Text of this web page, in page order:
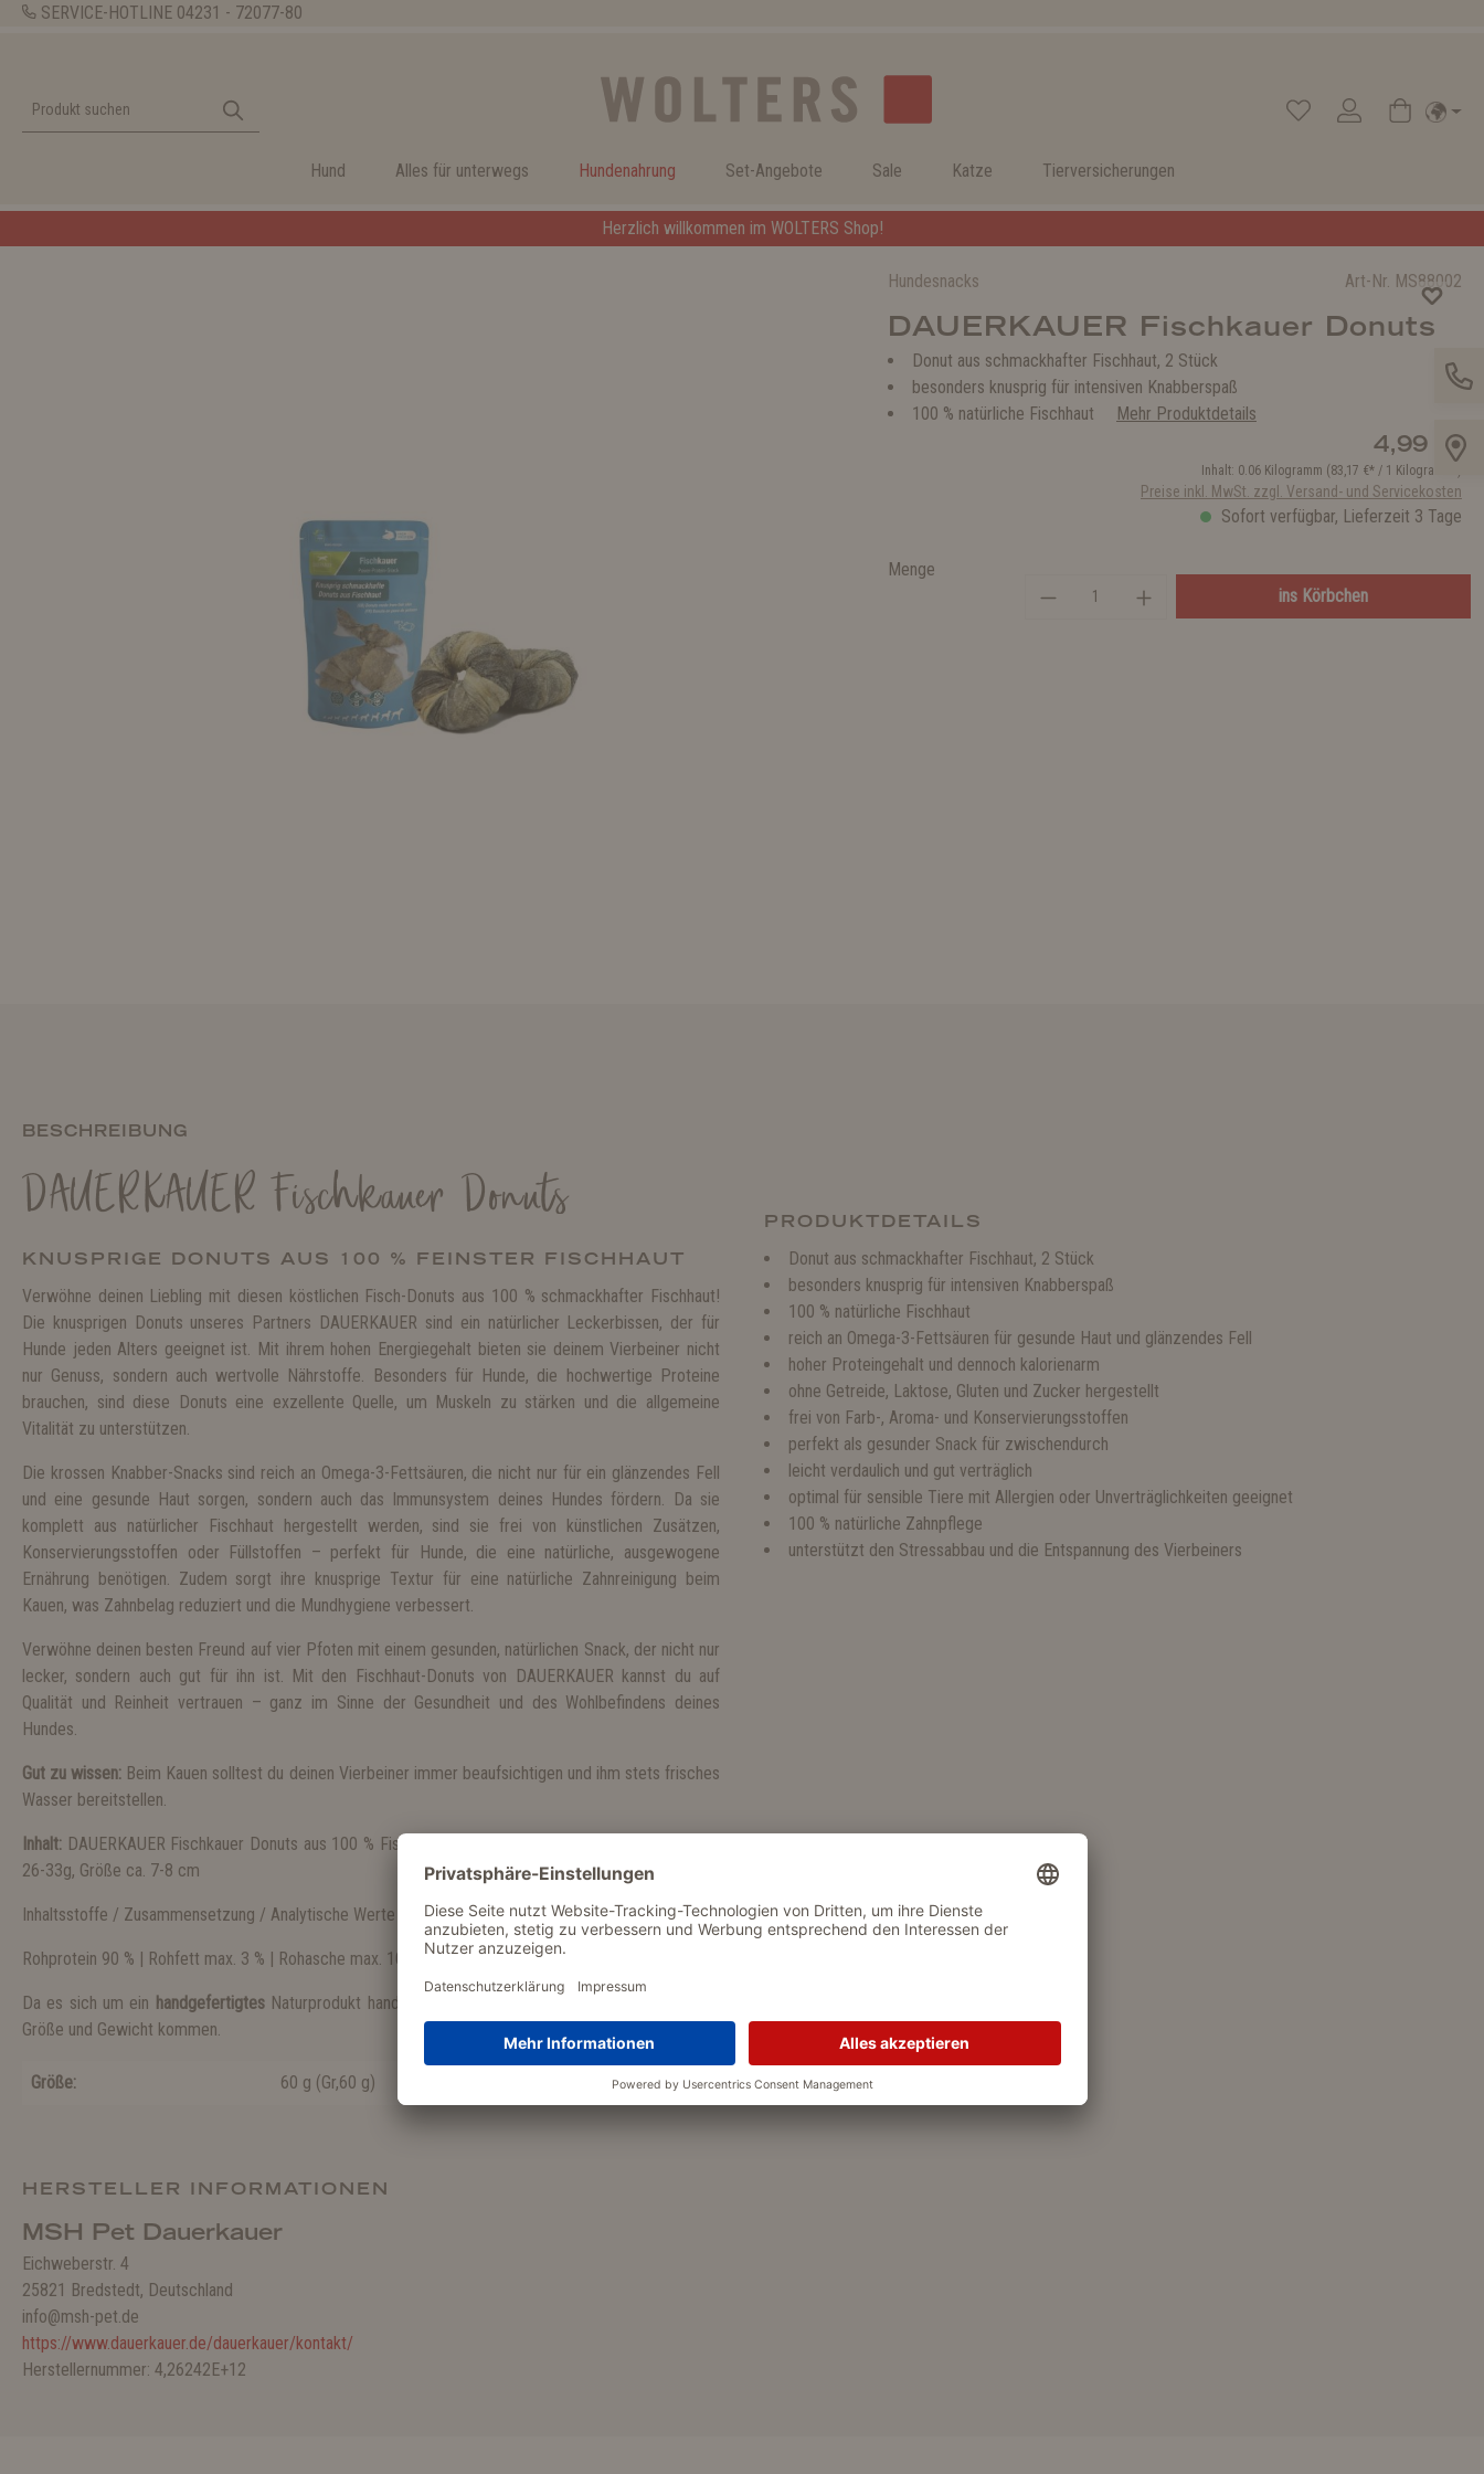
SERVICE-HOTLINE 04231 - 72077-80
Hund Alles für unterwegs Hundenahrung Set-Angebote Sale Katze Tierversicherungen
Herzlich willkommen im WOLTERS Shop!
Hundesnacks Art-Nr. MS88002
DAUERKAUER Fischkauer Donuts
Donut aus schmackhafter Fischhaut, 2 Stück
besonders knusprig für intensiven Knabberspaß
100 % natürliche Fischhaut
Mehr Produktdetails
4,99 €*
Inhalt: 0.06 Kilogramm (83,17 €* / 1 Kilogramm )
Preise inkl. MwSt. zzgl. Versand- und Servicekosten
Sofort verfügbar, Lieferzeit 3 Tage
Menge
ins Körbchen
BESCHREIBUNG
DAUERKAUER Fischkauer Donuts
KNUSPRIGE DONUTS AUS 100 % FEINSTER FISCHHAUT
Verwöhne deinen Liebling mit diesen köstlichen Fisch-Donuts aus 100 % schmackhafter Fischhaut!
Die knusprigen Donuts unseres Partners DAUERKAUER sind ein natürlicher Leckerbissen, der für
Hunde jeden Alters geeignet ist. Mit ihrem hohen Energiegehalt bieten sie deinem Vierbeiner nicht
nur Genuss, sondern auch wertvolle Nährstoffe. Besonders für Hunde, die hochwertige Proteine
brauchen, sind diese Donuts eine exzellente Quelle, um Muskeln zu stärken und die allgemeine
Vitalität zu unterstützen.
Die krossen Knabber-Snacks sind reich an Omega-3-Fettsäuren, die nicht nur für ein glänzendes Fell
und eine gesunde Haut sorgen, sondern auch das Immunsystem deines Hundes fördern. Da sie
komplett aus natürlicher Fischhaut hergestellt werden, sind sie frei von künstlichen Zusätzen,
Konservierungsstoffen oder Füllstoffen – perfekt für Hunde, die eine natürliche, ausgewogene
Ernährung benötigen. Zudem sorgt ihre knusprige Textur für eine natürliche Zahnreinigung beim
Kauen, was Zahnbelag reduziert und die Mundhygiene verbessert.
Verwöhne deinen besten Freund auf vier Pfoten mit einem gesunden, natürlichen Snack, der nicht nur
lecker, sondern auch gut für ihn ist. Mit den Fischhaut-Donuts von DAUERKAUER kannst du auf
Qualität und Reinheit vertrauen – ganz im Sinne der Gesundheit und des Wohlbefindens deines
Hundes.
Gut zu wissen: Beim Kauen solltest du deinen Vierbeiner immer beaufsichtigen und ihm stets frisches
Wasser bereitstellen.
Inhalt: DAUERKAUER Fischkauer Donuts aus 100 % Fischhaut - 2 Stück (60g), Gewicht pro Stück ca.
26-33g, Größe ca. 7-8 cm
Inhaltsstoffe / Zusammensetzung / Analytische Werte (Durchschnittswerte):
Rohprotein 90 % | Rohfett max. 3 % | Rohasche max. 10 % | Feuchte max. 3 %
Da es sich um ein handgefertigtesNaturprodukt handelt, kann es zu Abweichungen in Form, Farbe,
Größe und Gewicht kommen.
Größe: 60 g (Gr,60 g)
HERSTELLER INFORMATIONEN
MSH Pet Dauerkauer
Eichweberstr. 4
25821 Bredstedt, Deutschland
info@msh-pet.de
https://www.dauerkauer.de/dauerkauer/kontakt/
Herstellernummer: 4,26242E+12
PRODUKTDETAILS
Donut aus schmackhafter Fischhaut, 2 Stück
besonders knusprig für intensiven Knabberspaß
100 % natürliche Fischhaut
reich an Omega-3-Fettsäuren für gesunde Haut und glänzendes Fell
hoher Proteingehalt und dennoch kalorienarm
ohne Getreide, Laktose, Gluten und Zucker hergestellt
frei von Farb-, Aroma- und Konservierungsstoffen
perfekt als gesunder Snack für zwischendurch
leicht verdaulich und gut verträglich
optimal für sensible Tiere mit Allergien oder Unverträglichkeiten geeignet
100 % natürliche Zahnpflege
unterstützt den Stressabbau und die Entspannung des Vierbeiners